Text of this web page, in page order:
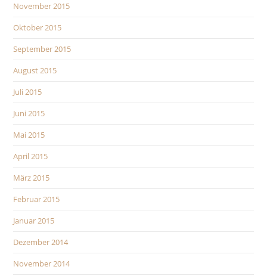
November 2015
Oktober 2015
September 2015
August 2015
Juli 2015
Juni 2015
Mai 2015
April 2015
März 2015
Februar 2015
Januar 2015
Dezember 2014
November 2014